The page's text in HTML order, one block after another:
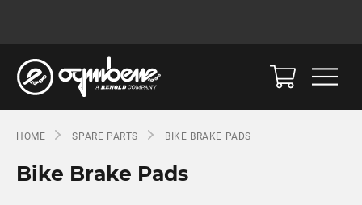
HOME SPARE PARTS BIKE BRAKE PADS
Bike Brake Pads